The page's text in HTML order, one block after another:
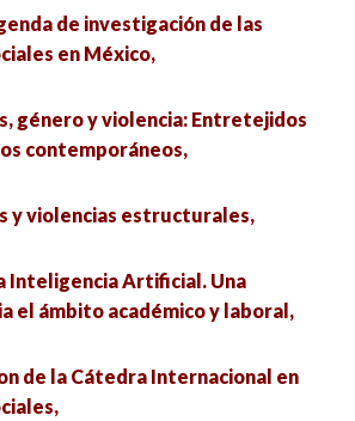
estructurales,
académico y laboral,
al Estado del Arte sobre
en Chihuahua, Estado
Intergeneracional Mujeres en la
en acción,
laboral a nivel regional en
la Cuarta Transformación,
en la investigación social,
de investigación de las
en México,
género y violencia: Entretejidos
contemporáneos,
y violencias estructurales,
Inteligencia Artificial. Una
el ámbito académico y laboral,
de la Cátedra Internacional en